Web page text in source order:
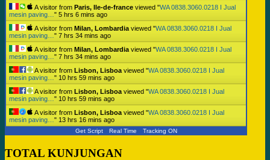
A visitor from Paris, Ile-de-france viewed "WA 0838.3060.0218 I Jual
mesin paving… " 5 hrs 6 mins ago
A visitor from Milan, Lombardia viewed "WA 0838.3060.0218 I Jual
mesin paving… " 7 hrs 34 mins ago
A visitor from Milan, Lombardia viewed "WA 0838.3060.0218 I Jual
mesin paving… " 7 hrs 34 mins ago
A visitor from Lisbon, Lisboa viewed "WA 0838.3060.0218 I Jual
mesin paving… " 10 hrs 59 mins ago
A visitor from Lisbon, Lisboa viewed "WA 0838.3060.0218 I Jual
mesin paving… " 10 hrs 59 mins ago
A visitor from Lisbon, Lisboa viewed "WA 0838.3060.0218 I Jual
mesin paving… " 13 hrs 16 mins ago
Get Script Real Time Tracking ON
TOTAL KUNJUNGAN